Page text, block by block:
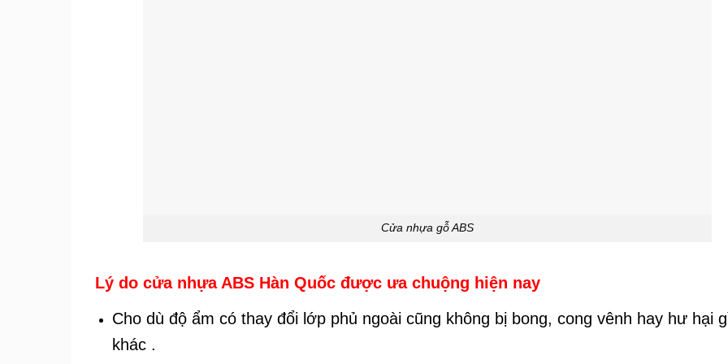
Cửa nhựa gỗ ABS
Lý do cửa nhựa ABS Hàn Quốc được ưa chuộng hiện nay
Cho dù độ ẩm có thay đổi lớp phủ ngoài cũng không bị bong, cong vênh hay hư hại
khác .